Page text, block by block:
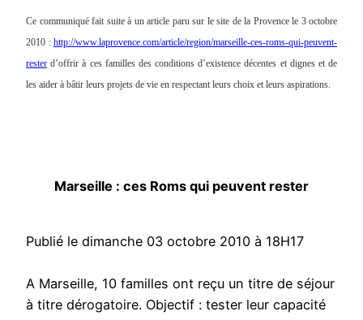
Ce communiqué fait suite à un article paru sur le site de la Provence le 3 octobre
2010 : http://www.laprovence.com/article/region/marseille-ces-roms-qui-peuvent-
rester d’offrir à ces familles des conditions d’existence décentes et dignes et de
les aider à bâtir leurs projets de vie en respectant leurs choix et leurs aspirations.
Marseille : ces Roms qui peuvent rester
Publié le dimanche 03 octobre 2010 à 18H17
A Marseille, 10 familles ont reçu un titre de séjour
à titre dérogatoire. Objectif : tester leur capacité